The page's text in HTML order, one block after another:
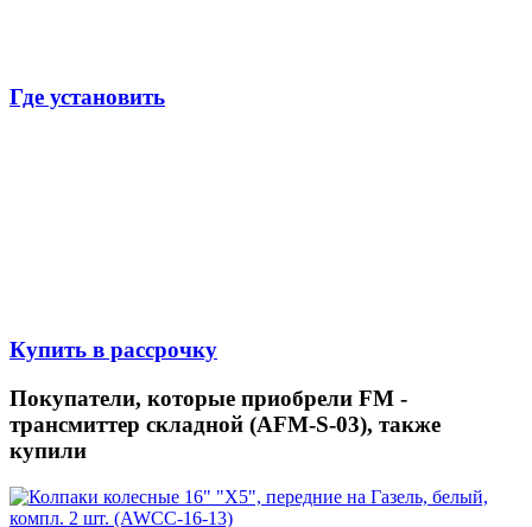
Где установить
Купить в рассрочку
Покупатели, которые приобрели FM -
трансмиттер складной (AFM-S-03), также
купили